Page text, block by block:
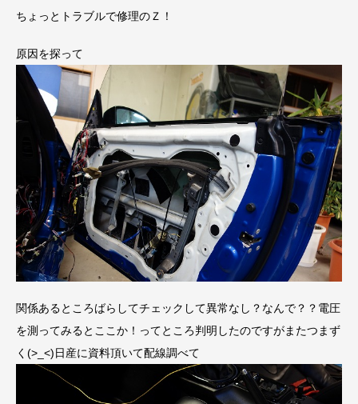
ちょっとトラブルで修理のＺ！
原因を探って
関係あるところばらしてチェックして異常なし？なんで？？電圧
を測ってみるとここか！ってところ判明したのですがまたつまず
く(>_<)日産に資料頂いて配線調べて